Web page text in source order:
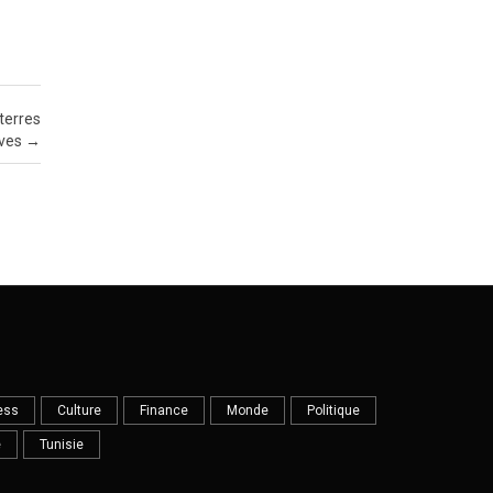
→
Culture Finance Monde Politique
Tunisie